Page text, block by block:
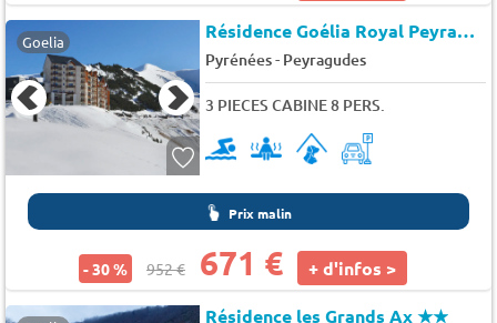
Goelia Résidence Goélia Royal Peyragudes
Pyrénées- Peyragudes
3 PIECES CABINE 8 PERS.
Prix malin
- 30 % 952 € 671 € + d'infos >
Résidence les Grands Ax★★